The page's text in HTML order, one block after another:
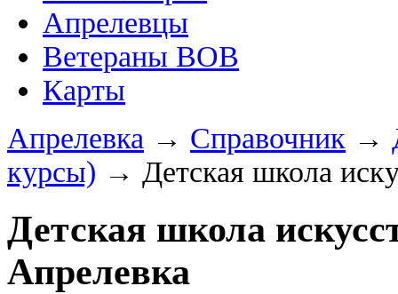
Апрелевцы
Ветераны ВОВ
Карты
Апрелевка → Справочник →
курсы) → Детская школа
Детская школа
Апрелевка